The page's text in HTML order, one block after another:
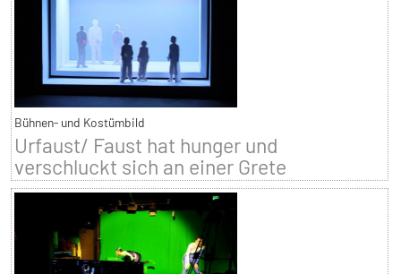
Bühnen- und Kostümbild
Urfaust/ Faust hat hunger und
verschluckt sich an einer Grete